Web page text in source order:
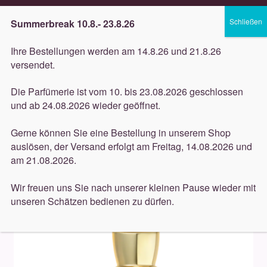
Lieferung innerhalb 3 Werktagen
Navigation
springen
Inhalt
springen
Düfte
öffnen
öffnen
Dekorative
Accessoires
öffnen
Start Düfte Xerjoff
Xerjoff – XJ 1861 Collection –
ANGEBOT!
Summerbreak 10.8.- 23.8.26
Ihre Bestellungen werden am 14.8.26 und 21.8.26
versendet.
Die Parfümerie ist vom 10. bis 23.08.2026 geschlossen
und ab 24.08.2026 wieder geöffnet.
Gerne können Sie eine Bestellung in unserem Shop
auslösen, der Versand erfolgt am Freitag, 14.08.2026 und
am 21.08.2026.
Wir freuen uns Sie nach unserer kleinen Pause wieder mit
unseren Schätzen bedienen zu dürfen.